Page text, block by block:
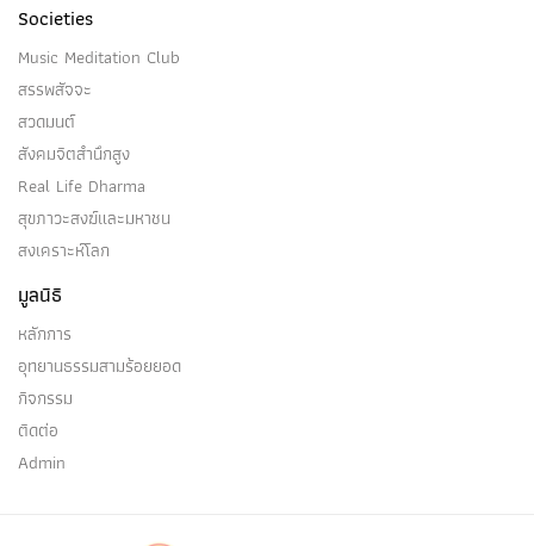
Societies
Music Meditation Club
สรรพสัจจะ
สวดมนต์
สังคมจิตสำนึกสูง
Real Life Dharma
สุขภาวะสงฆ์และมหาชน
สงเคราะห์โลก
มูลนิธิ
หลักการ
อุทยานธรรมสามร้อยยอด
กิจกรรม
ติดต่อ
Admin